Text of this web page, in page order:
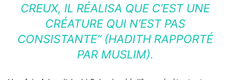
CREUX, IL RÉALISA QUE C’EST UNE
CRÉATURE QUI N’EST PAS
CONSISTANTE” (HADITH RAPPORTÉ
PAR MUSLIM).